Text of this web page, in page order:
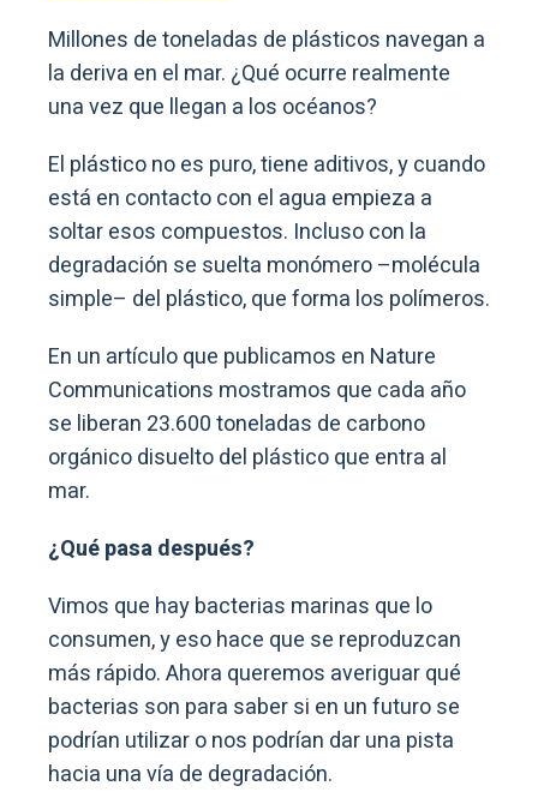
Millones de toneladas de plásticos navegan a
la deriva en el mar. ¿Qué ocurre realmente
una vez que llegan a los océanos?
El plástico no es puro, tiene aditivos, y cuando
está en contacto con el agua empieza a
soltar esos compuestos. Incluso con la
degradación se suelta monómero –molécula
simple– del plástico, que forma los polímeros.
En un artículo que publicamos en Nature
Communications mostramos que cada año
se liberan 23.600 toneladas de carbono
orgánico disuelto del plástico que entra al
mar.
¿Qué pasa después?
Vimos que hay bacterias marinas que lo
consumen, y eso hace que se reproduzcan
más rápido. Ahora queremos averiguar qué
bacterias son para saber si en un futuro se
podrían utilizar o nos podrían dar una pista
hacia una vía de degradación.